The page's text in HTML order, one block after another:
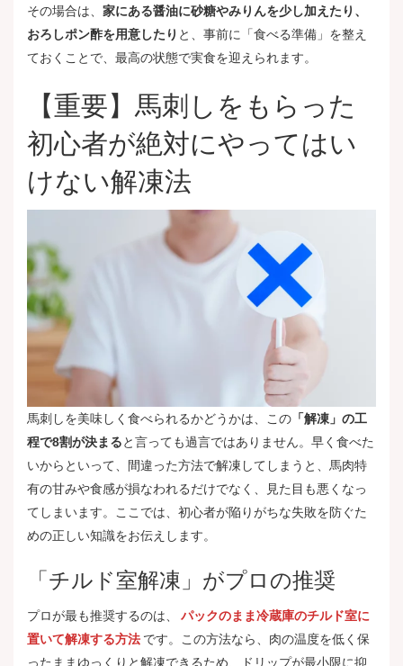
その場合は、 家にある醤油に砂糖やみりんを少し加えたり、
おろしポン酢を用意したり と、事前に「食べる準備」を整え
ておくことで、最高の状態で実食を迎えられます。
【重要】馬刺しをもらった
初心者が絶対にやってはい
けない解凍法
馬刺しを美味しく食べられるかどうかは、この 「解凍」の工
程で8割が決まると言っても過言ではありません。早く食べた
いからといって、間違った方法で解凍してしまうと、馬肉特
有の甘みや食感が損なわれるだけでなく、見た目も悪くなっ
てしまいます。ここでは、初心者が陥りがちな失敗を防ぐた
めの正しい知識をお伝えします。
「チルド室解凍」がプロの推奨
プロが最も推奨するのは、
パックのまま冷蔵庫のチルド室に
置いて解凍する方法 です。この方法なら、肉の温度を低く保
ったままゆっくりと解凍できるため、ドリップが最小限に抑